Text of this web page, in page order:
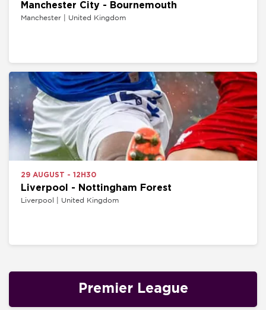
Manchester City - Bournemouth
Manchester | United Kingdom
29 AUGUST - 12H30
Liverpool - Nottingham Forest
Liverpool | United Kingdom
Premier League